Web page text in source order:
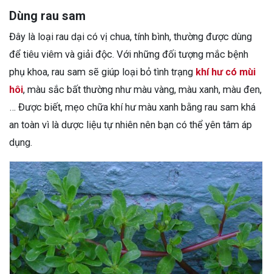
Dùng rau sam
Đây là loại rau dại có vị chua, tính bình, thường được dùng
để tiêu viêm và giải độc. Với những đối tượng mắc bệnh
phụ khoa, rau sam sẽ giúp loại bỏ tình trạng khí hư có mùi
hôi, màu sắc bất thường như màu vàng, màu xanh, màu đen,
… Được biết, mẹo chữa khí hư màu xanh bằng rau sam khá
an toàn vì là dược liệu tự nhiên nên bạn có thể yên tâm áp
dụng.